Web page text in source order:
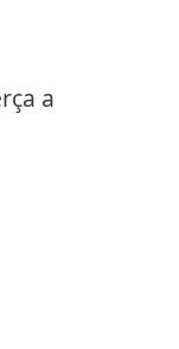
a